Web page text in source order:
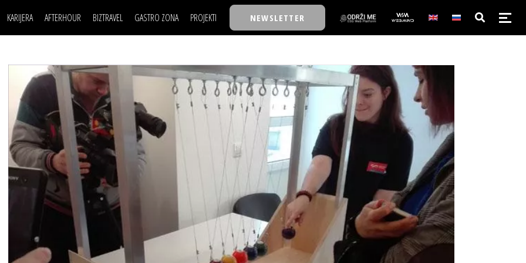
KARIJERA
LJUDI (HR)
MOJ UGAO
USAVRŠAVANJE
KNOW-HOW
AFTERHOUR
KNJIGE
AUTO SVET
STIL
WELLBEING
BIZTRAVEL GASTRO ZONA PROJEKTI
TASTY TALKS
30 ISPOD 30
BACK TO OFFICE/SCHOOL
BIZKOLEGIJUM
BIZLIFE WEEK
IZJAVA GODINE
NEWSLETTER
POSAO
MOJ UGAO
USAVRŠAVANJE
KNOW-HOW
FILM I SCENA
AUTO SVET
STIL
WELLBEING
NAJKOLEGA
30 ISPOD 30
BACK TO OFFICE/SCHOOL
BIZBENDOVI
BIZKOLEGIJUM
BMW BIZNIS LIGA
BIZLIFE WEEK